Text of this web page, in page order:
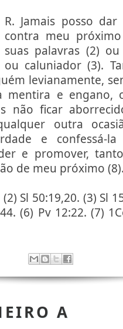
R. Jamais posso
contra meu
suas palavras (2)
ou caluniador (3).
levianamente,
mentira e engano,
não ficar
outra
e confessá-la
e promover,
de meu próximo
Sl 50:19,20. (3) Sl
(6) Pv 12:22. (7)
A